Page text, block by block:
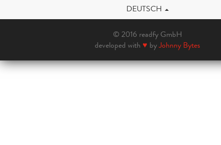
DEUTSCH
© 2016 readfy GmbH
developed with ♥ byJohnny Bytes